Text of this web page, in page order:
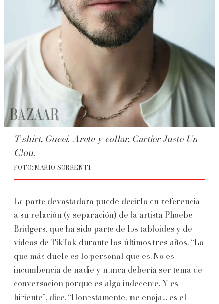
T-shirt, Gucci. Arete y collar, Cartier Juste Un
Clou.
FOTO: MARIO SORRENTI
La parte devastadora puede decirlo en referencia
a su relación (y separación) de la artista Phoebe
Bridgers, que ha sido parte de los tabloides y de
videos de TikTok durante los últimos tres años. “Lo
que más duele es lo personal que es. No es
incumbencia de nadie y nunca debería ser tema de
conversación porque es algo indecente. Y es
hiriente”, dice. “Honestamente, me enoja… es el